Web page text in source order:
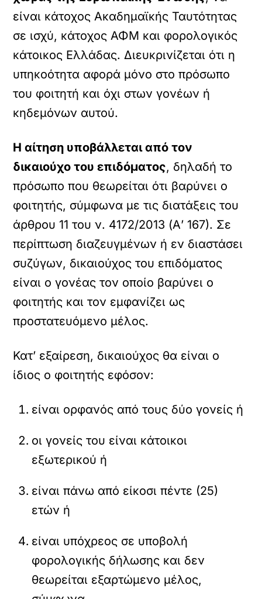
είναι κάτοχος Ακαδημαϊκής Ταυτότητας
σε ισχύ, κάτοχος ΑΦΜ και φορολογικός
κάτοικος Ελλάδας. Διευκρινίζεται ότι η
υπηκοότητα αφορά μόνο στο πρόσωπο
του φοιτητή και όχι στων γονέων ή
κηδεμόνων αυτού.
Η αίτηση υποβάλλεται από τον
δικαιούχο του επιδόματος, δηλαδή το
πρόσωπο που θεωρείται ότι βαρύνει ο
φοιτητής, σύμφωνα με τις διατάξεις του
άρθρου 11 του ν. 4172/2013 (Α’ 167). Σε
περίπτωση διαζευγμένων ή εν διαστάσει
συζύγων, δικαιούχος του επιδόματος
είναι ο γονέας τον οποίο βαρύνει ο
φοιτητής και τον εμφανίζει ως
προστατευόμενο μέλος.
Κατ’ εξαίρεση, δικαιούχος θα είναι ο
ίδιος ο φοιτητής εφόσον:
είναι ορφανός από τους δύο γονείς ή
οι γονείς του είναι κάτοικοι
εξωτερικού ή
είναι πάνω από είκοσι πέντε (25)
ετών ή
είναι υπόχρεος σε υποβολή
φορολογικής δήλωσης και δεν
θεωρείται εξαρτώμενο μέλος,